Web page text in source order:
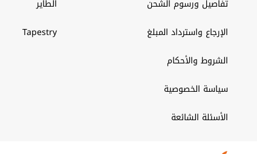
تفاصيل ورسوم الشحن
الإرجاع واسترداد المبلغ
الشروط والأحكام
سياسة الخصوصية
الأسئلة الشائعة
الطاير
Tapestry